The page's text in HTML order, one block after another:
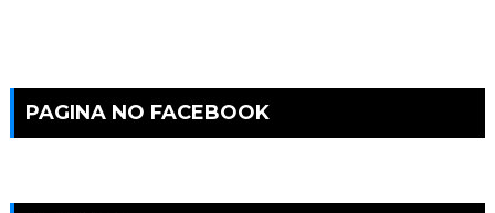
PAGINA NO FACEBOOK